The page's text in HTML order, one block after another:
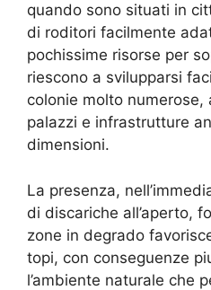
quando sono situati in
di roditori facilmente
pochissime risorse per
riescono a svilupparsi
colonie molto
palazzi e infrastrutture
dimensioni.
La presenza,
di discariche all’aperto,
zone in degrado
topi, con conseguenze
l’ambiente naturale che